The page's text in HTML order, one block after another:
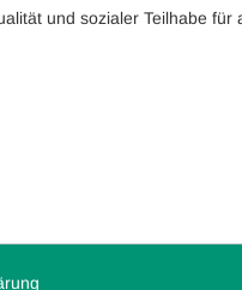
und sozialer Teilhabe für